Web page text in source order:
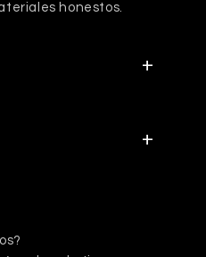
honestos.